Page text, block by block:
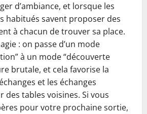
d’ambiance, et lorsque les
habitués savent proposer des
à chacun de trouver sa place.
: on passe d’un mode
à un mode “découverte
brutale, et cela favorise la
et les échanges
des tables voisines. Si vous
pour votre prochaine sortie,